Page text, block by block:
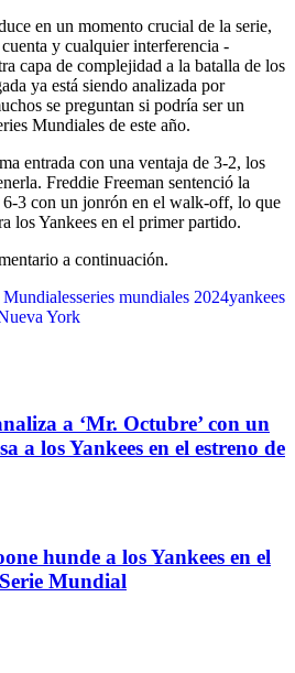
en un momento crucial de la serie,
y cualquier interferencia -
capa de complejidad a la batalla de los
ya está siendo analizada por
se preguntan si podría ser un
Mundiales de este año.
entrada con una ventaja de 3-2, los
Freddie Freeman sentenció la
3 con un jonrón en el walk-off, lo que
los Yankees en el primer partido.
a continuación.
Mundialesseries mundiales 2024yankees
York
a ‘Mr. Octubre’ con un
a los Yankees en el estreno de
hunde a los Yankees en el
Mundial